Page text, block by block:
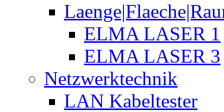
ELMA LASER 1
ELMA LASER 3
Netzwerktechnik
LAN Kabeltester